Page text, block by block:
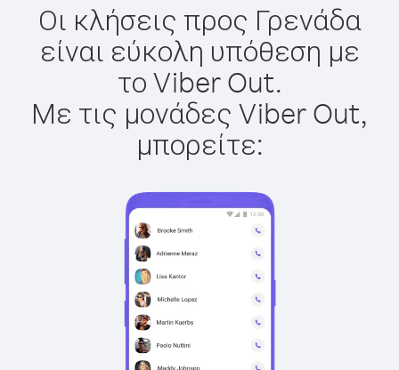
Οι κλήσεις προς Γρενάδα
είναι εύκολη υπόθεση με
το Viber Out.
Με τις μονάδες Viber Out,
μπορείτε: